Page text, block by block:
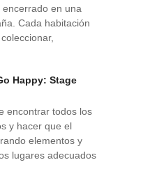
en una
Cada habitación
Happy: Stage
encontrar todos los
y hacer que el
elementos y
lugares adecuados